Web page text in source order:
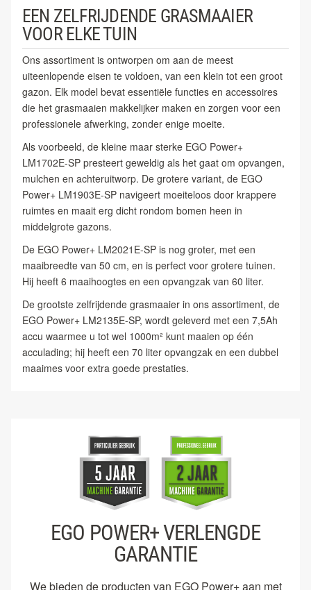
EEN ZELFRIJDENDE GRASMAAIER
VOOR ELKE TUIN
Ons assortiment is ontworpen om aan de meest
uiteenlopende eisen te voldoen, van een klein tot een groot
gazon. Elk model bevat essentiële functies en accessoires
die het grasmaaien makkelijker maken en zorgen voor een
professionele afwerking, zonder enige moeite.
Als voorbeeld, de kleine maar sterke EGO Power+
LM1702E-SP presteert geweldig als het gaat om opvangen,
mulchen en achteruitworp. De grotere variant, de EGO
Power+ LM1903E-SP navigeert moeiteloos door krappere
ruimtes en maait erg dicht rondom bomen heen in
middelgrote gazons.
De EGO Power+ LM2021E-SP is nog groter, met een
maaibreedte van 50 cm, en is perfect voor grotere tuinen.
Hij heeft 6 maaihoogtes en een opvangzak van 60 liter.
De grootste zelfrijdende grasmaaier in ons assortiment, de
EGO Power+ LM2135E-SP, wordt geleverd met een 7,5Ah
accu waarmee u tot wel 1000m² kunt maaien op één
acculading; hij heeft een 70 liter opvangzak en een dubbel
maaimes voor extra goede prestaties.
EGO POWER+ VERLENGDE
GARANTIE
We bieden de producten van EGO Power+ aan met